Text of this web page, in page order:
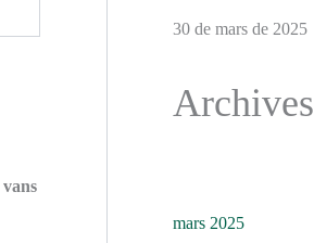
vans
30 de mars de 2025
Archives
mars 2025